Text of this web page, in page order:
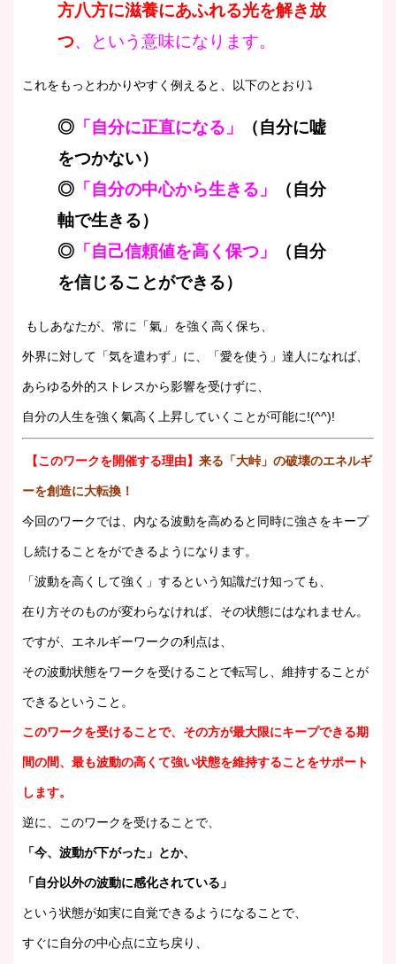
方八方に滋養にあふれる光を解き放
つ、という意味になります。
これをもっとわかりやすく例えると、以下のとおり⤵
◎ 「自分に正直になる」
（自分に嘘
をつかない）
◎ 「自分の中心から生きる」
（自分
軸で生きる）
◎ 「自己信頼値を高く保つ」
（自分
を信じることができる）
もしあなたが、常に「氣」を強く高く保ち、
外界に対して「気を遣わず」に、「愛を使う」達人になれば、
あらゆる外的ストレスから影響を受けずに、
自分の人生を強く氣高く上昇していくことが可能に!(^^)!
【このワークを開催する理由】 来る「大峠」の破壊のエネルギ
ーを創造に大転換！
今回のワークでは、内なる波動を高めると同時に強さをキープ
し続けることをができるようになります。
「波動を高くして強く」するという知識だけ知っても、
在り方そのものが変わらなければ、その状態にはなれません。
ですが、エネルギーワークの利点は、
その波動状態をワークを受けることで転写し、維持することが
できるということ。
このワークを受けることで、その方が最大限にキープできる期
間の間、最も波動の高くて強い状態を維持することをサポート
します。
逆に、このワークを受けることで、
「今、波動が下がった」とか、
「自分以外の波動に感化されている」
という状態が如実に自覚できるようになることで、
すぐに自分の中心点に立ち戻り、